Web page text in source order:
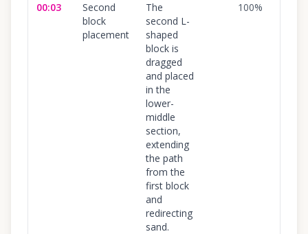
00:03
Second
block
placement
The
second L-
shaped
block is
dragged
and placed
in the
lower-
middle
section,
extending
the path
from the
first block
and
redirecting
sand.
100%